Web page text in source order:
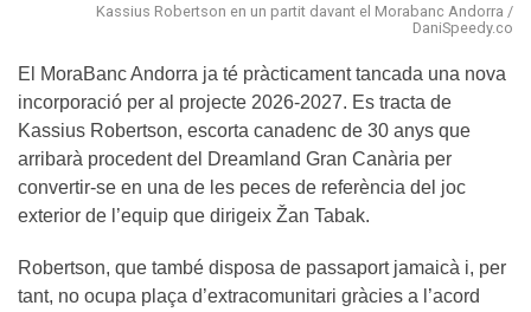
Kassius Robertson en un partit davant el Morabanc Andorra /
DaniSpeedy.co
El MoraBanc Andorra ja té pràcticament tancada una nova
incorporació per al projecte 2026-2027. Es tracta de
Kassius Robertson, escorta canadenc de 30 anys que
arribarà procedent del Dreamland Gran Canària per
convertir-se en una de les peces de referència del joc
exterior de l’equip que dirigeix Žan Tabak.
Robertson, que també disposa de passaport jamaicà i, per
tant, no ocupa plaça d’extracomunitari gràcies a l’acord